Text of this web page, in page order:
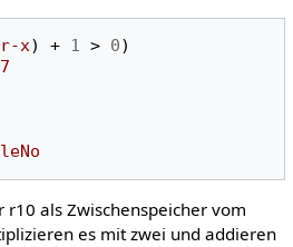
x) + 1 > 0)
als Zwischenspeicher vom
es mit zwei und addieren